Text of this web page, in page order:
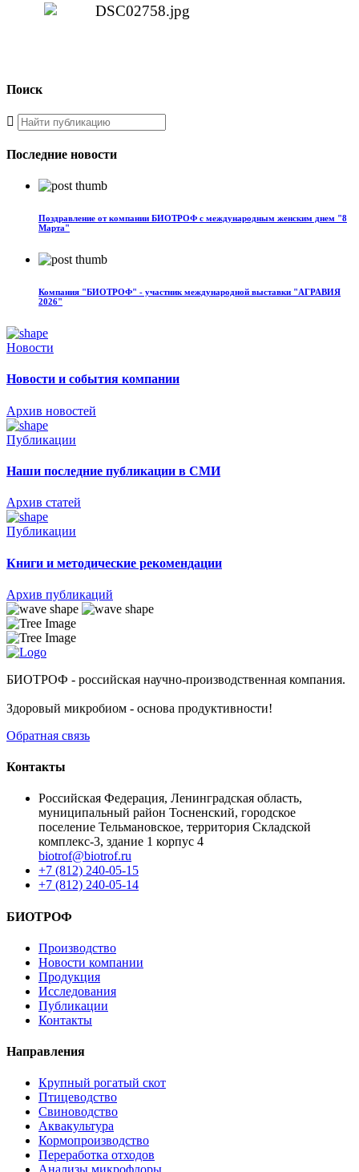
Поиск
Последние новости
Поздравление от компании БИОТРОФ с международным женским днем "8
Марта"
Компания "БИОТРОФ" - участник международной выставки "АГРАВИЯ
2026"
Новости
Новости и события компании
Архив новостей
Публикации
Наши последние публикации в СМИ
Архив статей
Публикации
Книги и методические рекомендации
Архив публикаций
БИОТРОФ - российская научно-производственная компания.
Здоровый микробиом - основа продуктивности!
Обратная связь
Контакты
Российская Федерация, Ленинградская область,
муниципальный район Тосненский, городское
поселение Тельмановское, территория Складской
комплекс-3, здание 1 корпус 4
biotrof@biotrof.ru
+7 (812) 240-05-15
+7 (812) 240-05-14
БИОТРОФ
Производство
Новости компании
Продукция
Исследования
Публикации
Контакты
Направления
Крупный рогатый скот
Птицеводство
Свиноводство
Аквакультура
Кормопроизводство
Переработка отходов